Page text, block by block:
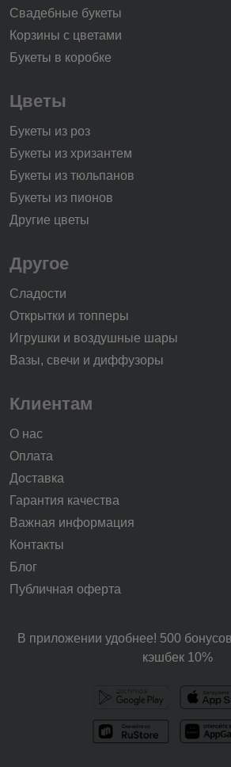
Свадебные букеты
Корзины с цветами
Букеты в коробке
Цветы
Букеты из роз
Букеты из хризантем
Букеты из тюльпанов
Букеты из пионов
Другие цветы
Другое
Сладости
Открытки и топперы
Игрушки и воздушные шары
Вазы, свечи и диффузоры
Клиентам
О нас
Оплата
Доставка
Гарантия качества
Важная информация
Контакты
Блог
Публичная оферта
В приложении удобнее! 500
кэшбек 10%